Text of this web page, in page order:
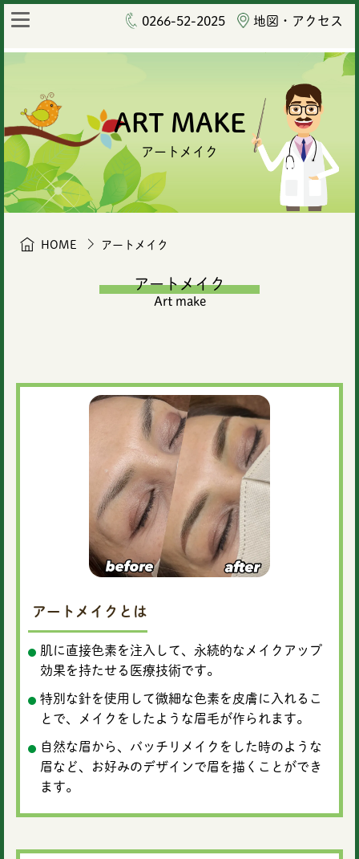
0266-52-2025 地図・アクセス
ART MAKE
アートメイク
HOME アートメイク
アートメイク
Art make
アートメイクとは
肌に直接色素を注入して、永続的なメイクアップ
効果を持たせる医療技術です。
特別な針を使用して微細な色素を皮膚に入れるこ
とで、メイクをしたような眉毛が作られます。
自然な眉から、バッチリメイクをした時のような
眉など、お好みのデザインで眉を描くことができ
ます。